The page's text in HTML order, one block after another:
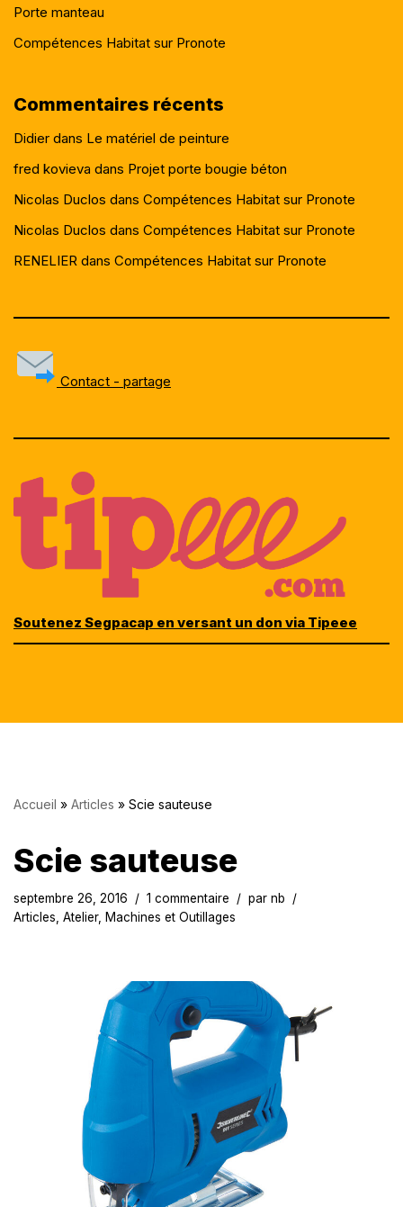
Porte manteau
Compétences Habitat sur Pronote
Commentaires récents
Didier dans Le matériel de peinture
fred kovieva dans Projet porte bougie béton
Nicolas Duclos dans Compétences Habitat sur Pronote
Nicolas Duclos dans Compétences Habitat sur Pronote
RENELIER dans Compétences Habitat sur Pronote
Contact - partage
Soutenez Segpacap en versant un don via Tipeee
Accueil » Articles » Scie sauteuse
Scie sauteuse
septembre 26, 2016 1 commentaire par nb
Articles Atelier, Machines et Outillages